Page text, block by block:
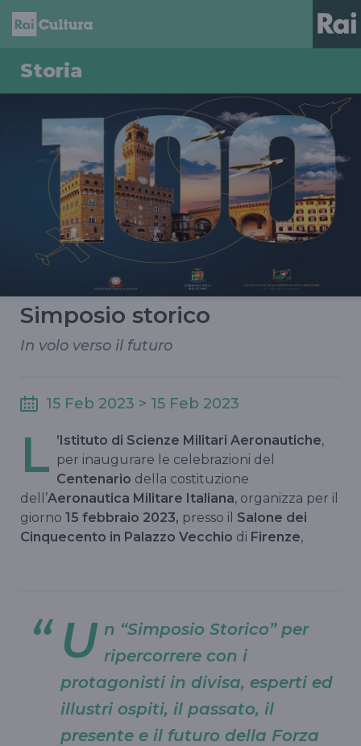
Storia
Simposio storico
In volo verso il futuro
15 Feb 2023 > 15 Feb 2023
L ’Istituto di Scienze Militari Aeronautiche,
per inaugurare le celebrazioni del
Centenario della costituzione
dell’Aeronautica Militare Italiana, organizza per il
giorno 15 febbraio 2023, presso il Salone dei
Cinquecento in Palazzo Vecchio di Firenze,
U n “Simposio Storico” per
ripercorrere con i
protagonisti in divisa, esperti ed
illustri ospiti, il passato, il
presente e il futuro della Forza